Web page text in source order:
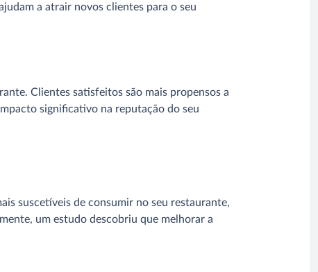
a atrair novos clientes para o seu
Clientes satisfeitos são mais propensos a
significativo na reputação do seu
suscetíveis de consumir no seu restaurante,
um estudo descobriu que melhorar a